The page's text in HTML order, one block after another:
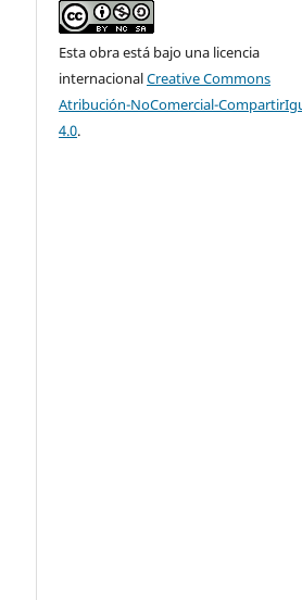
Esta obra está bajo una licencia
internacionalCreative Commons
Atribución-NoComercial-
4.0.